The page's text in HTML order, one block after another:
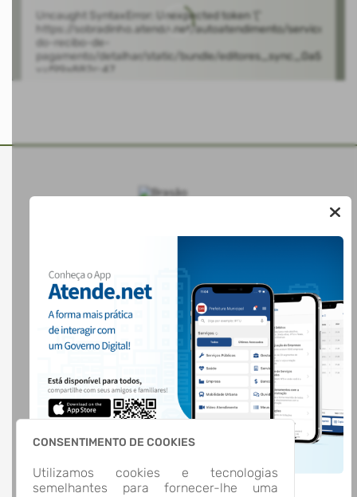
CONSENTIMENTO DE COOKIES
Utilizamos cookies e tecnologias
semelhantes para fornecer-lhe uma
MUNICIPIO DE SOBRADINHO
AUTOATENDIMENTO
ACESSO RÁPIDO
Acesso à Informação
Cidadão
Diário Oficial
Transparência
LOCALIZAÇÃO
Sobradinho/
Abrir no Mapa
CONTATOS